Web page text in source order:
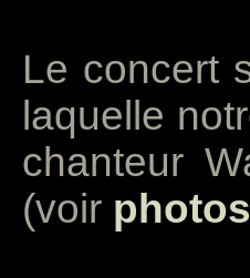
Le concert
laquelle
chanteur
(voir photos